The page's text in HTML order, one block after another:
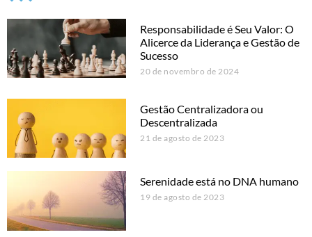
Responsabilidade é Seu Valor: O
Alicerce da Liderança e Gestão de
Sucesso
20 de novembro de 2024
Gestão Centralizadora ou
Descentralizada
21 de agosto de 2023
Serenidade está no DNA humano
19 de agosto de 2023